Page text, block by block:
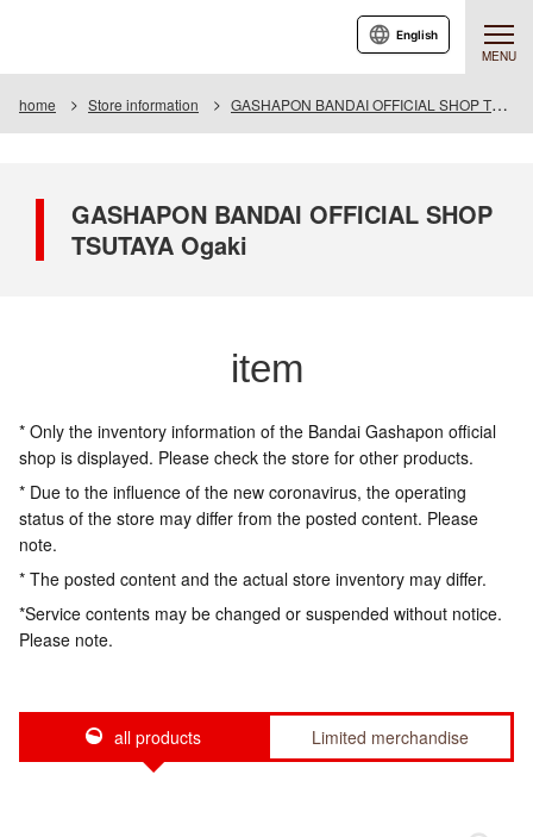
MENU
English
home Store information GASHAPON BANDAI OFFICIAL SHOP TSUTAYA Ogaki
GASHAPON BANDAI OFFICIAL SHOP
TSUTAYA Ogaki
item
* Only the inventory information of the Bandai Gashapon official
shop is displayed. Please check the store for other products.
* Due to the influence of the new coronavirus, the operating
status of the store may differ from the posted content. Please
note.
* The posted content and the actual store inventory may differ.
*Service contents may be changed or suspended without notice.
Please note.
all products Limited merchandise